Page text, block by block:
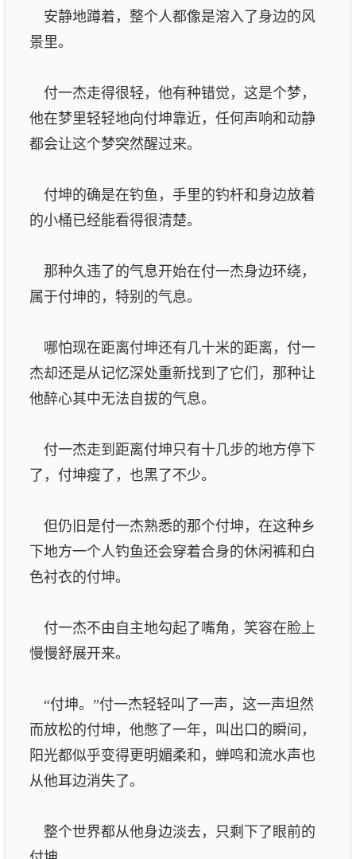
安静地蹲着，整个人都像是溶入了身边的风
景里。
付一杰走得很轻，他有种错觉，这是个梦，
他在梦里轻轻地向付坤靠近，任何声响和动静
都会让这个梦突然醒过来。
付坤的确是在钓鱼，手里的钓杆和身边放着
的小桶已经能看得很清楚。
那种久违了的气息开始在付一杰身边环绕，
属于付坤的，特别的气息。
哪怕现在距离付坤还有几十米的距离，付一
杰却还是从记忆深处重新找到了它们，那种让
他醉心其中无法自拔的气息。
付一杰走到距离付坤只有十几步的地方停下
了，付坤瘦了，也黑了不少。
但仍旧是付一杰熟悉的那个付坤，在这种乡
下地方一个人钓鱼还会穿着合身的休闲裤和白
色衬衣的付坤。
付一杰不由自主地勾起了嘴角，笑容在脸上
慢慢舒展开来。
“付坤。”付一杰轻轻叫了一声，这一声坦然
而放松的付坤，他憋了一年，叫出口的瞬间，
阳光都似乎变得更明媚柔和，蝉鸣和流水声也
从他耳边消失了。
整个世界都从他身边淡去，只剩下了眼前的